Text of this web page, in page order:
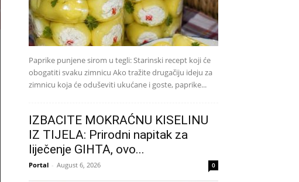
Paprike punjene sirom u tegli: Starinski recept koji će
obogatiti svaku zimnicu Ako tražite drugačiju ideju za
zimnicu koja će oduševiti ukućane i goste, paprike...
IZBACITE MOKRAĆNU KISELINU
IZ TIJELA: Prirodni napitak za
liječenje GIHTA, ovo...
Portal - August 6, 2026 0